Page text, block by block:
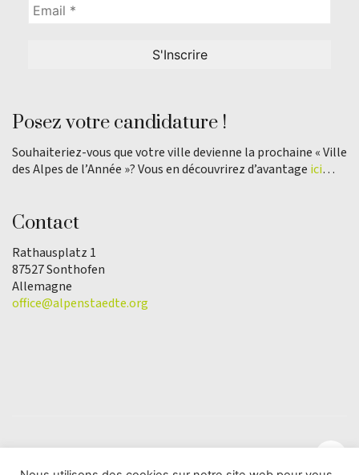
Posez votre candidature !
Souhaiteriez-vous que votre ville devienne la prochaine « Ville
des Alpes de l’Année »? Vous en découvrirez d’avantage ici…
Contact
Rathausplatz 1
87527 Sonthofen
Allemagne
office@alpenstaedte.org